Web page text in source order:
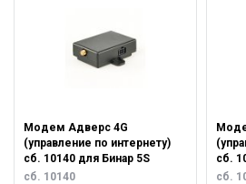
Модем Адверс 4G
(управление по интернету)
сб. 10140 для Бинар 5S
сб. 10140
сб.
сб.